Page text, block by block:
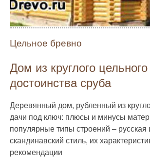
Цельное бревно
Дом из круглого
достоинства сруба
Деревянный дом, рубленный из
дачи под ключ: плюсы и минусы
популярные типы строений – русская
скандинавский стиль, их
рекомендации